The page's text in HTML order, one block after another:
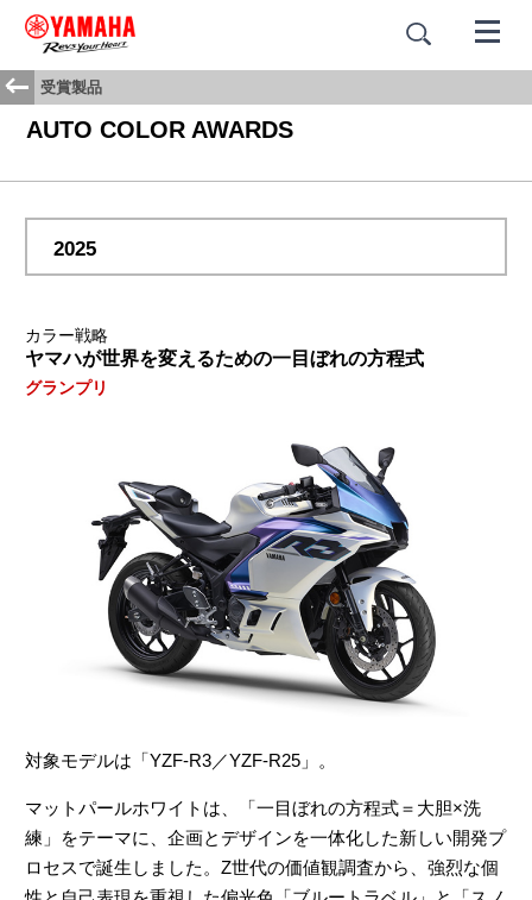
受賞製品
AUTO COLOR AWARDS
2025
カラー戦略
ヤマハが世界を変えるための一目ぼれの方程式
グランプリ
対象モデルは「YZF-R3／YZF-R25」。
マットパールホワイトは、「一目ぼれの方程式＝大胆×洗
練」をテーマに、企画とデザインを一体化した新しい開発プ
ロセスで誕生しました。Z世代の価値観調査から、強烈な個